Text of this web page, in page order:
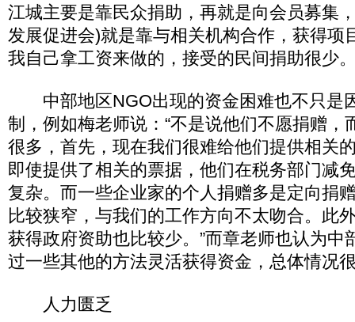
江城主要是靠民众捐助，再就是向会员募集
发展促进会)就是靠与相关机构合作，获得项
我自己拿工资来做的，接受的民间捐助很少
中部地区NGO出现的资金困难也不只是
制，例如梅老师说：“不是说他们不愿捐赠，
很多，首先，现在我们很难给他们提供相关
即使提供了相关的票据，他们在税务部门减
复杂。而一些企业家的个人捐赠多是定向捐
比较狭窄，与我们的工作方向不太吻合。此
获得政府资助也比较少。”而章老师也认为中
过一些其他的方法灵活获得资金，总体情况
人力匮乏